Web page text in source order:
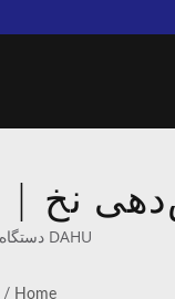
DAHU دستگاه پوشش‌دهی نخ | تولیدکننده حرفه‌ای ماشین‌آلات قلاب‌بافی و بافتنی.
Home
/